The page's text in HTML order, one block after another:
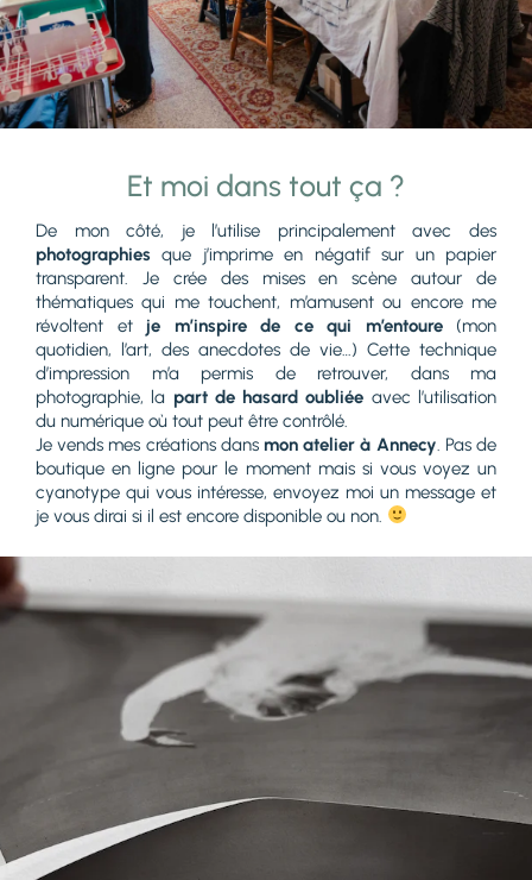
Et moi dans tout ça ?
De mon côté, je l’utilise principalement avec des
photographies que j’imprime en négatif sur un papier
transparent. Je crée des mises en scène autour de
thématiques qui me touchent, m’amusent ou encore me
révoltent et je m’inspire de ce qui m’entoure(mon
quotidien, l’art, des anecdotes de vie…) Cette technique
d’impression m’a permis de retrouver, dans ma
photographie, la part de hasard oubliée avec l’utilisation
du numérique où tout peut être contrôlé.
Je vends mes créations dans mon atelier à Annecy. Pas de
boutique en ligne pour le moment mais si vous voyez un
cyanotype qui vous intéresse, envoyez moi un message et
je vous dirai si il est encore disponible ou non.